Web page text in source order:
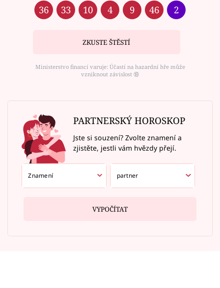
36 33 10 4 9 46 2
ZKUSTE ŠTĚSTÍ
Ministerstvo financí varuje: Účastí na hazardní hře může
vzniknout závislost ⑱
PARTNERSKÝ HOROSKOP
Jste si souzení? Zvolte znamení a
zjistěte, jestli vám hvězdy přejí.
VYPOČÍTAT